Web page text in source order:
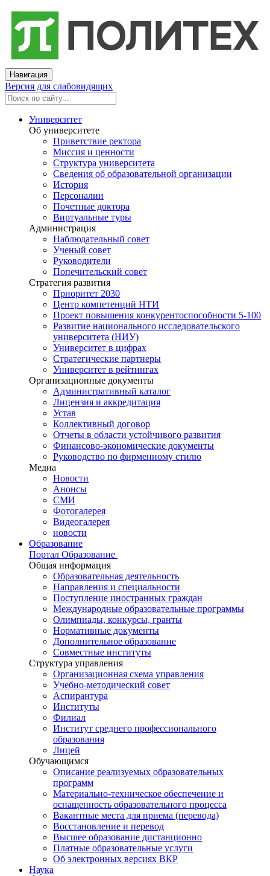
Навигация
Версия для слабовидящих
Университет
Об университете
Приветствие ректора
Миссия и ценности
Структура университета
Сведения об образовательной организации
История
Персоналии
Почетные доктора
Виртуальные туры
Администрация
Наблюдательный совет
Ученый совет
Руководители
Попечительский совет
Стратегия развития
Приоритет 2030
Центр компетенций НТИ
Проект повышения конкурентоспособности 5-100
Развитие национального исследовательского
университета (НИУ)
Университет в цифрах
Стратегические партнеры
Университет в рейтингах
Организационные документы
Административный каталог
Лицензия и аккредитация
Устав
Коллективный договор
Отчеты в области устойчивого развития
Финансово-экономические документы
Руководство по фирменному стилю
Медиа
Новости
Анонсы
СМИ
Фотогалерея
Видеогалерея
новости
Образование
Портал Образование
Общая информация
Образовательная деятельность
Направления и специальности
Поступление иностранных граждан
Международные образовательные программы
Олимпиады, конкурсы, гранты
Нормативные документы
Дополнительное образование
Совместные институты
Структура управления
Организационная схема управления
Учебно-методический совет
Аспирантура
Институты
Филиал
Институт среднего профессионального
образования
Лицей
Обучающимся
Описание реализуемых образовательных
программ
Материально-техническое обеспечение и
оснащенность образовательного процесса
Вакантные места для приема (перевода)
Восстановление и перевод
Высшее образование дистанционно
Платные образовательные услуги
Об электронных версиях ВКР
Наука